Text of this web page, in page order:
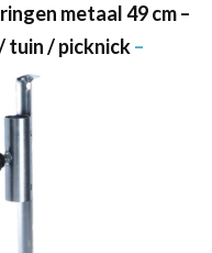
metaal 49 cm –
tuin / picknick–